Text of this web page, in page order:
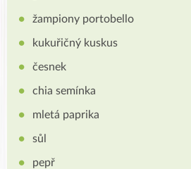
žampiony portobello
kukuřičný kuskus
česnek
chia semínka
mletá paprika
sůl
pepř